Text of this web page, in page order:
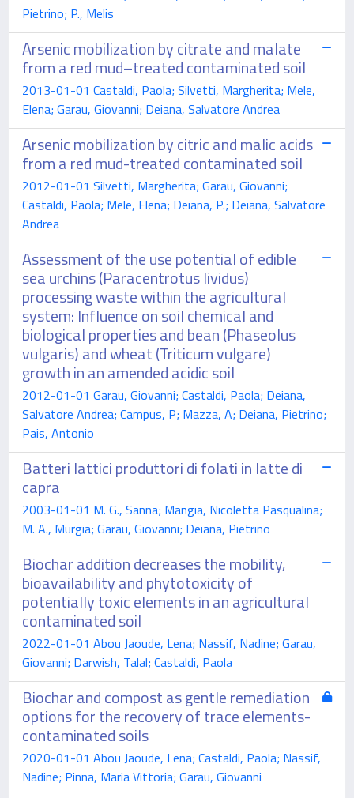
Pietrino; P., Melis
Arsenic mobilization by citrate and malate
from a red mud–treated contaminated soil
2013-01-01 Castaldi, Paola; Silvetti, Margherita; Mele,
Elena; Garau, Giovanni; Deiana, Salvatore Andrea
Arsenic mobilization by citric and malic acids
from a red mud-treated contaminated soil
2012-01-01 Silvetti, Margherita; Garau, Giovanni;
Castaldi, Paola; Mele, Elena; Deiana, P.; Deiana, Salvatore
Andrea
Assessment of the use potential of edible
sea urchins (Paracentrotus lividus)
processing waste within the agricultural
system: Influence on soil chemical and
biological properties and bean (Phaseolus
vulgaris) and wheat (Triticum vulgare)
growth in an amended acidic soil
2012-01-01 Garau, Giovanni; Castaldi, Paola; Deiana,
Salvatore Andrea; Campus, P; Mazza, A; Deiana, Pietrino;
Pais, Antonio
Batteri lattici produttori di folati in latte di
capra
2003-01-01 M. G., Sanna; Mangia, Nicoletta Pasqualina;
M. A., Murgia; Garau, Giovanni; Deiana, Pietrino
Biochar addition decreases the mobility,
bioavailability and phytotoxicity of
potentially toxic elements in an agricultural
contaminated soil
2022-01-01 Abou Jaoude, Lena; Nassif, Nadine; Garau,
Giovanni; Darwish, Talal; Castaldi, Paola
Biochar and compost as gentle remediation
options for the recovery of trace elements-
contaminated soils
2020-01-01 Abou Jaoude, Lena; Castaldi, Paola; Nassif,
Nadine; Pinna, Maria Vittoria; Garau, Giovanni